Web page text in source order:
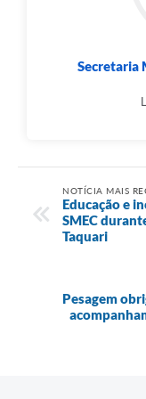
Secretaria
NOTÍCIA MAIS
Educação e
SMEC
Taquari
Pesagem